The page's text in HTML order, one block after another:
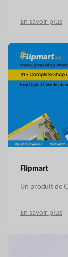
En savoir plus
Flipmart
Un produit de
En savoir plus